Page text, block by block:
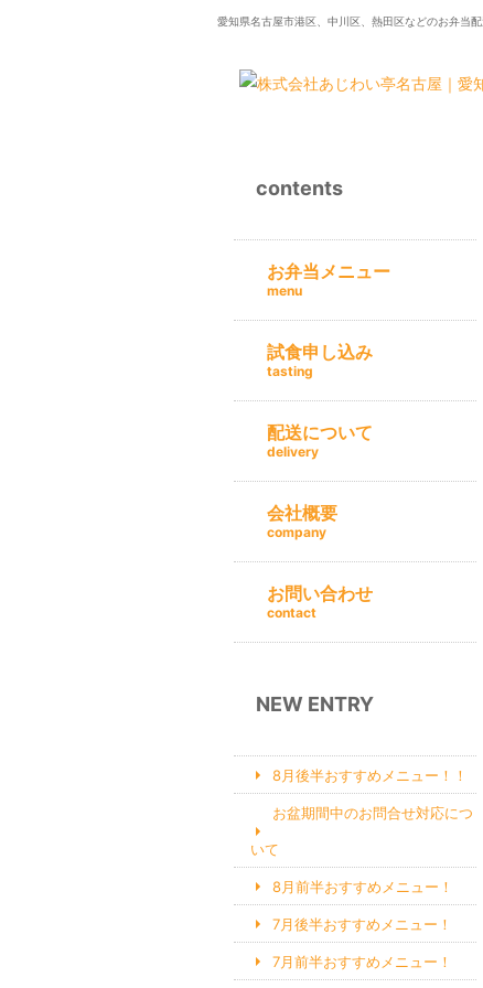
愛知県名古屋市港区、中川区、熱田区などのお弁当
contents
お弁当メニュー
menu
試食申し込み
tasting
配送について
delivery
会社概要
company
お問い合わせ
contact
NEW ENTRY
8月後半おすすめメニュー！！
お盆期間中のお問合せ対応につ
いて
8月前半おすすめメニュー！
7月後半おすすめメニュー！
7月前半おすすめメニュー！